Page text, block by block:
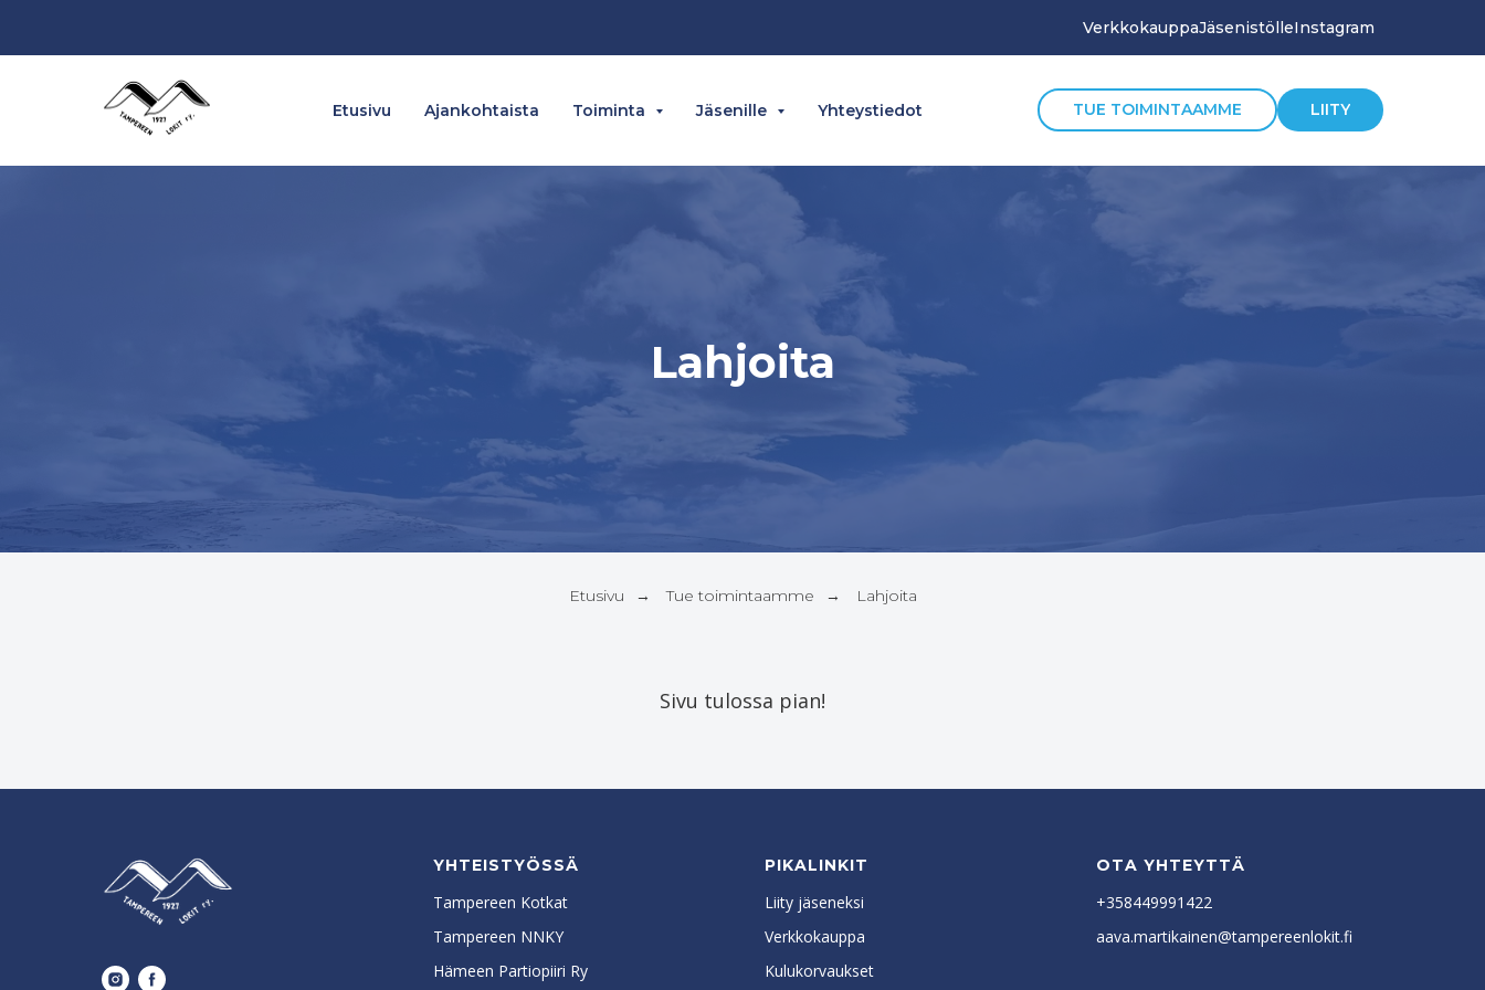
VerkkokauppaJäsenistölleInstagram
Etusivu Ajankohtaista Toiminta Jäsenille Yhteystiedot TUE TOIMINTAAMME LIITY
Lahjoita
Etusivu → Tue toimintaamme → Lahjoita
Sivu tulossa pian!
YHTEISTYÖSSÄ
Tampereen Kotkat
Tampereen NNKY
Hämeen Partiopiiri Ry
PIKALINKIT
Liity jäseneksi
Verkkokauppa
Kulukorvaukset
OTA YHTEYTTÄ
+358449991422
aava.martikainen@tampereenlokit.fi